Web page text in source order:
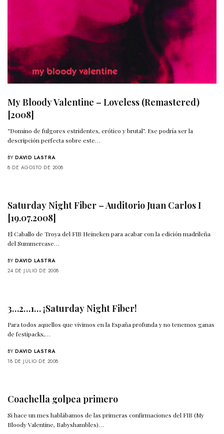
My Bloody Valentine – Loveless (Remastered)
[2008]
“Domino de fulgores estridentes, erótico y brutal”. Ese podría ser la
descripción perfecta sobre este…
BY DAVID LASTRA
8 DE AGOSTO DE 2008
Saturday Night Fiber – Auditorio Juan Carlos I
[19.07.2008]
El Caballo de Troya del FIB Heineken para acabar con la edición madrileña
del Summercase…
BY DAVID LASTRA
24 DE JULIO DE 2008
3…2…1… ¡Saturday Night Fiber!
Para todos aquellos que vivimos en la España profunda y no tenemos ganas
de festipacks,…
BY DAVID LASTRA
18 DE JULIO DE 2008
Coachella golpea primero
Si hace un mes hablábamos de las primeras confirmaciones del FIB (My
Bloody Valentine, Babyshambles)…